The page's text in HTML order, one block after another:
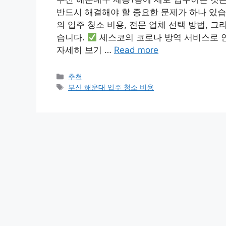
반드시 해결해야 할 중요한 문제가 하나 있
의 입주 청소 비용, 전문 업체 선택 방법, 그
습니다.
세스코의 코로나 방역 서비스로
자세히 보기 … Read more
카
테
추천
태
부산 해운대 입주 청소 비용